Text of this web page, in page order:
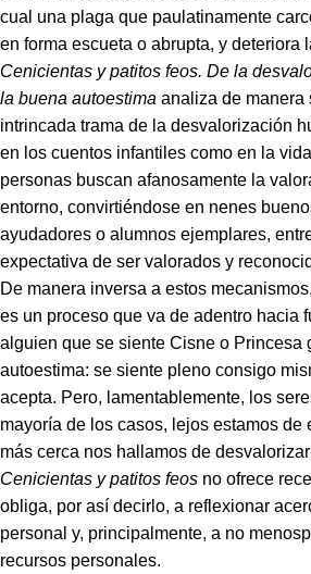
cual una plaga que paulatinamente
en forma escueta o abrupta, y deteriora
Cenicientas y patitos feos. De la
la buena autoestima analiza de manera
intrincada trama de la desvalorización
en los cuentos infantiles como en la
personas buscan afanosamente la
entorno, convirtiéndose en nenes
ayudadores o alumnos ejemplares,
expectativa de ser valorados y
De manera inversa a estos
es un proceso que va de adentro hacia
alguien que se siente Cisne o Princesa
autoestima: se siente pleno consigo
acepta. Pero, lamentablemente, los
mayoría de los casos, lejos estamos de
más cerca nos hallamos de
Cenicientas y patitos feos no ofrece
obliga, por así decirlo, a reflexionar
personal y, principalmente, a no
recursos personales.